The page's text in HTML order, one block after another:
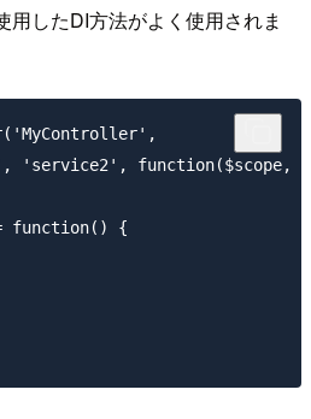
用したDI方法がよく使用されま
'service2', function($scope,
function() {